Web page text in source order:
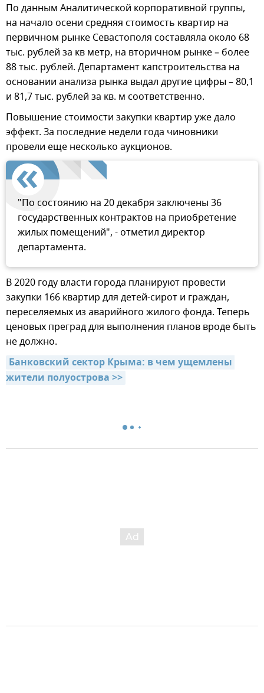
По данным Аналитической корпоративной группы,
на начало осени средняя стоимость квартир на
первичном рынке Севастополя составляла около 68
тыс. рублей за кв метр, на вторичном рынке – более
88 тыс. рублей. Департамент капстроительства на
основании анализа рынка выдал другие цифры – 80,1
и 81,7 тыс. рублей за кв. м соответственно.
Повышение стоимости закупки квартир уже дало
эффект. За последние недели года чиновники
провели еще несколько аукционов.
"По состоянию на 20 декабря заключены 36
государственных контрактов на приобретение
жилых помещений", - отметил директор
департамента.
В 2020 году власти города планируют провести
закупки 166 квартир для детей-сирот и граждан,
переселяемых из аварийного жилого фонда. Теперь
ценовых преград для выполнения планов вроде быть
не должно.
Банковский сектор Крыма: в чем ущемлены
жители полуострова >>